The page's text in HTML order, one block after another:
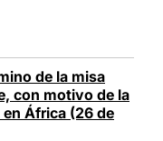
de la misa
con motivo de la
África (26 de